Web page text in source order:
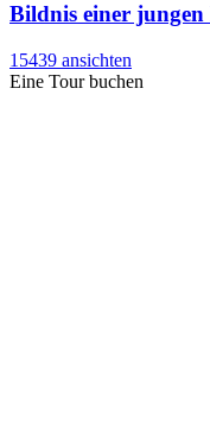
Bildnis einer
15439 ansichten
Eine Tour buchen